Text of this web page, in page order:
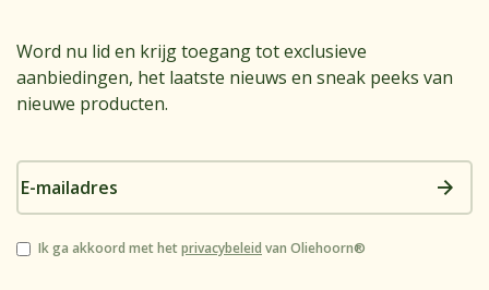
Word nu lid en krijg toegang tot exclusieve
aanbiedingen, het laatste nieuws en sneak peeks van
nieuwe producten.
E-
mailadres
Instemming
Ik ga akkoord met hetprivacybeleid van Oliehoorn®